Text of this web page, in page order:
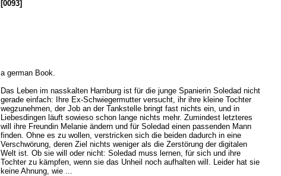
[0093]
a german Book.
Das Leben im nasskalten Hamburg ist für die junge Spanierin Soledad nicht
gerade einfach: Ihre Ex-Schwiegermutter versucht, ihr ihre kleine Tochter
wegzunehmen, der Job an der Tankstelle bringt fast nichts ein, und in
Liebesdingen läuft sowieso schon lange nichts mehr. Zumindest letzteres
will ihre Freundin Melanie ändern und für Soledad einen passenden Mann
finden. Ohne es zu wollen, verstricken sich die beiden dadurch in eine
Verschwörung, deren Ziel nichts weniger als die Zerstörung der digitalen
Welt ist. Ob sie will oder nicht: Soledad muss lernen, für sich und ihre
Tochter zu kämpfen, wenn sie das Unheil noch aufhalten will. Leider hat sie
keine Ahnung, wie ...